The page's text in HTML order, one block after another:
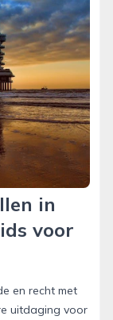
in
voor
en recht met
uitdaging voor